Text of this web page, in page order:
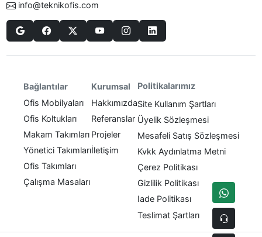
info@teknikofis.com
Bağlantılar
Ofis Mobilyaları
Ofis Koltukları
Makam Takımları
Yönetici Takımları
Ofis Takımları
Çalışma Masaları
Kurumsal
Hakkımızda
Referanslar
Projeler
İletişim
Politikalarımız
Site Kullanım Şartları
Üyelik Sözleşmesi
Mesafeli Satış Sözleşmesi
Kvkk Aydınlatma Metni
Çerez Politikası
Gizlilik Politikası
Iade Politikası
Teslimat Şartları